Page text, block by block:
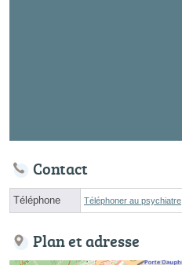
Contact
Téléphone Téléphoner au psychiatre
Plan et adresse